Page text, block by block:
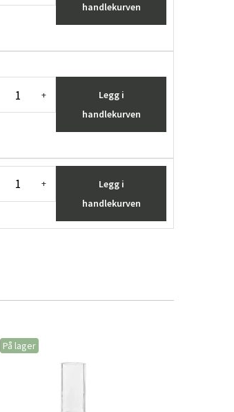
handlekurven
+
Legg i
handlekurven
+
Legg i
handlekurven
På lager